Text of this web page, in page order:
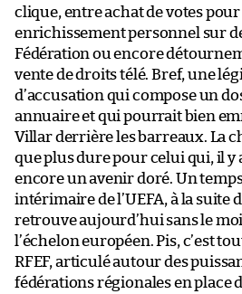
clique, entre achat de votes
enrichissement personnel sur
Fédération ou encore
vente de droits télé. Bref, une
d’accusation qui compose un
annuaire et qui pourrait bien
Villar derrière les barreaux. La
que plus dure pour celui qui, il y
encore un avenir doré. Un
intérimaire de l’UEFA, à la suite
retrouve aujourd’hui sans le
l’échelon européen. Pis, c’est
RFEF, articulé autour des
fédérations régionales en place